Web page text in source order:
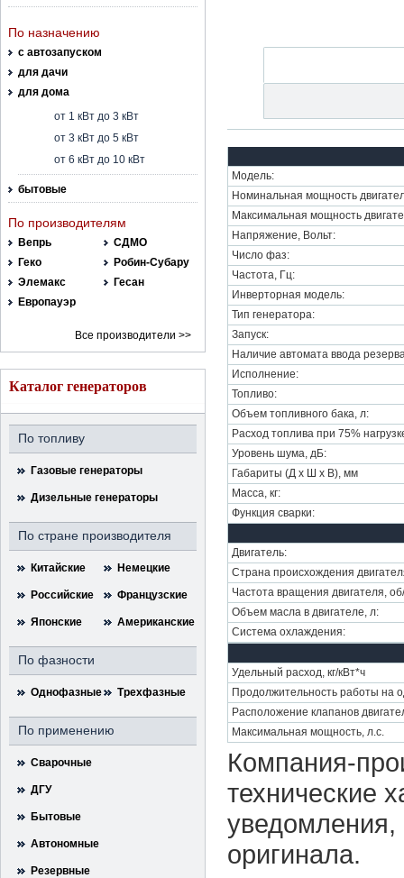
По назначению
с автозапуском
для дачи
для дома
от 1 кВт до 3 кВт
от 3 кВт до 5 кВт
от 6 кВт до 10 кВт
бытовые
По производителям
Вепрь
СДМО
Геко
Робин-Субару
Элемакс
Гесан
Европауэр
Все производители >>
Каталог генераторов
По топливу
Газовые генераторы
Дизельные генераторы
По стране производителя
Китайские Немецкие
Российские Французские
Японские Американские
По фазности
Однофазные Трехфазные
По применению
Сварочные
ДГУ
Бытовые
Автономные
Резервные
Модель:
Номинальная мощность
Максимальная мощность
Напряжение, Вольт:
Число фаз:
Частота, Гц:
Инверторная модель:
Тип генератора:
Запуск:
Наличие автомата ввода
Исполнение:
Топливо:
Объем топливного бака, л:
Расход топлива при 75%
Уровень шума, дБ:
Габариты (Д х Ш х В), мм
Масса, кг:
Функция сварки:
Двигатель:
Страна происхождения
Частота вращения двигателя,
Объем масла в двигателе, л:
Система охлаждения:
Удельный расход, кг/кВт*ч
Продолжительность работы на
Расположение клапанов
Максимальная мощность, л.с.
Компания-
технические
уведомления,
оригинала.